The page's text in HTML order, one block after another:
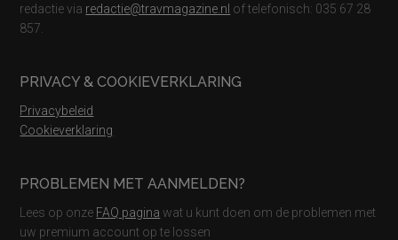
redactie via redactie@travmagazine.nl of telefonisch: 035 67 28
857.
PRIVACY & COOKIEVERKLARING
Privacybeleid
Cookieverklaring
PROBLEMEN MET AANMELDEN?
Lees op onze FAQ pagina wat u kunt doen om de problemen met
uw premium account op te lossen